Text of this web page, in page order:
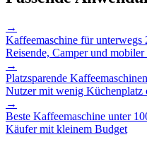
→
Kaffeemaschine für unterwegs
Reisende, Camper und
→
Platzsparende
Nutzer mit wenig Küchenplatz
→
Beste Kaffeemaschine unter
Käufer mit kleinem Budget